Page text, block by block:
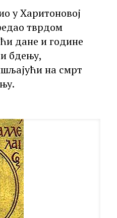
у Харитоновој
тврдом
дане и године
бдењу,
на смрт